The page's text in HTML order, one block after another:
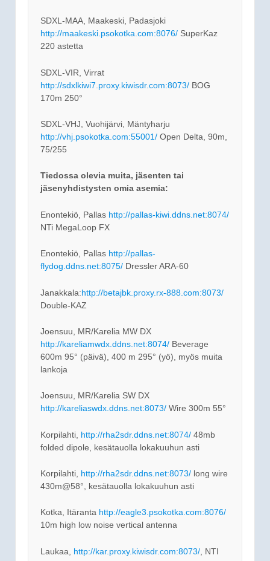
SDXL-MAA, Maakeski, Padasjoki
http://maakeski.psokotka.com:8076/ SuperKaz
220 astetta
SDXL-VIR, Virrat
http://sdxlkiwi7.proxy.kiwisdr.com:8073/ BOG
170m 250°
SDXL-VHJ, Vuohijärvi, Mäntyharju
http://vhj.psokotka.com:55001/ Open Delta, 90m,
75/255
Tiedossa olevia muita, jäsenten tai
jäsenyhdistysten omia asemia:
Enontekiö, Pallas http://pallas-kiwi.ddns.net:8074/
NTi MegaLoop FX
Enontekiö, Pallas http://pallas-
flydog.ddns.net:8075/ Dressler ARA-60
Janakkala:http://betajbk.proxy.rx-888.com:8073/
Double-KAZ
Joensuu, MR/Karelia MW DX
http://kareliamwdx.ddns.net:8074/ Beverage
600m 95° (päivä), 400 m 295° (yö), myös muita
lankoja
Joensuu, MR/Karelia SW DX
http://kareliaswdx.ddns.net:8073/ Wire 300m 55°
Korpilahti, http://rha2sdr.ddns.net:8074/ 48mb
folded dipole, kesätauolla lokakuuhun asti
Korpilahti, http://rha2sdr.ddns.net:8073/ long wire
430m@58°, kesätauolla lokakuuhun asti
Kotka, Itäranta http://eagle3.psokotka.com:8076/
10m high low noise vertical antenna
Laukaa, http://kar.proxy.kiwisdr.com:8073/ , NTI